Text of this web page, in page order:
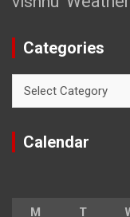
Categories
Calendar
M T